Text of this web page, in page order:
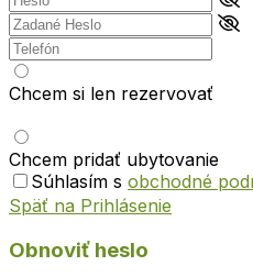
Chcem si len rezervovať
Chcem pridať ubytovanie
Súhlasím s obchodné
Späť na Prihlásenie
Obnoviť heslo